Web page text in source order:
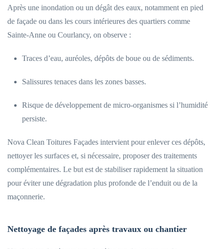
Après une inondation ou un dégât des eaux, notamment en pied
de façade ou dans les cours intérieures des quartiers comme
Sainte-Anne ou Courlancy, on observe :
Traces d’eau, auréoles, dépôts de boue ou de sédiments.
Salissures tenaces dans les zones basses.
Risque de développement de micro-organismes si l’humidité
persiste.
Nova Clean Toitures Façades intervient pour enlever ces dépôts,
nettoyer les surfaces et, si nécessaire, proposer des traitements
complémentaires. Le but est de stabiliser rapidement la situation
pour éviter une dégradation plus profonde de l’enduit ou de la
maçonnerie.
Nettoyage de façades après travaux ou chantier